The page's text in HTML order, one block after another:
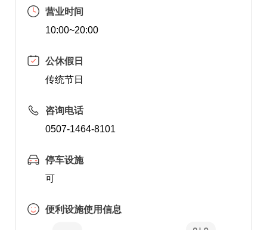
营业时间
10:00~20:00
公休假日
传统节日
咨询电话
0507-1464-8101
停车设施
可
便利设施使用信息